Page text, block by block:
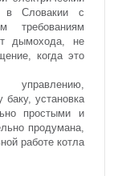
в Словакии с
дымохода, не
когда это
управлению,
установка
простыми и
продумана,
работе котла